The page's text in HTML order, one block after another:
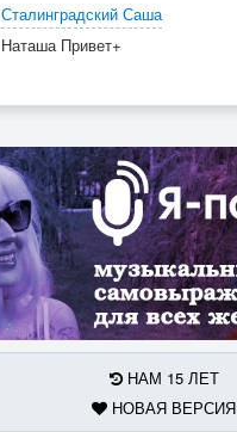
Сталинградский Саша
Наташа Привет+
НАМ 15 ЛЕТ
НОВАЯ ВЕРСИЯ